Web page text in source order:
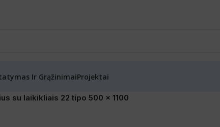
Ir GrąžinimaiProjektai
su laikikliais 22 tipo 500 x 1100